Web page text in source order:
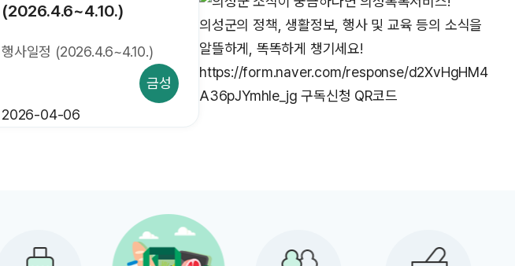
금성
(2026.4.6~4.10.)
행사일정 (2026.4.6~4.10.)
2026-04-06